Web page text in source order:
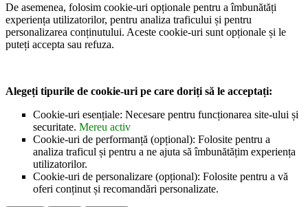
De asemenea, folosim cookie-uri opționale pentru a îmbunătăți
experiența utilizatorilor, pentru analiza traficului și pentru
personalizarea conținutului. Aceste cookie-uri sunt opționale și le
puteți accepta sau refuza.
Alegeți tipurile de cookie-uri pe care doriți să le acceptați:
Cookie-uri esențiale: Necesare pentru funcționarea site-ului și
securitate. Mereu activ
Cookie-uri de performanță (opțional): Folosite pentru a
analiza traficul și pentru a ne ajuta să îmbunătățim experiența
utilizatorilor.
Cookie-uri de personalizare (opțional): Folosite pentru a vă
oferi conținut și recomandări personalizate.